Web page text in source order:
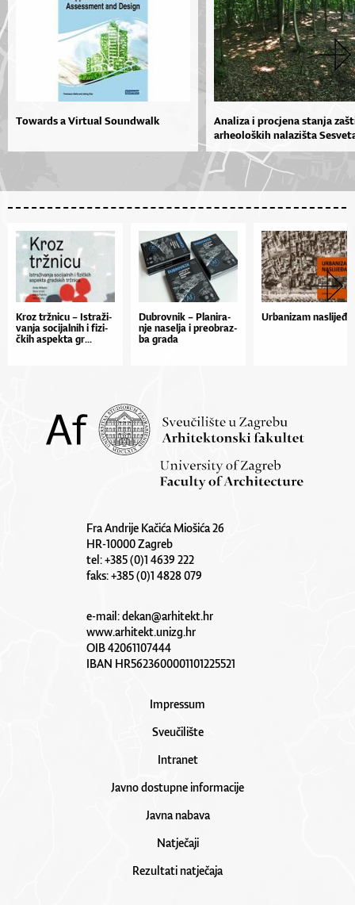
Towards a Virtual Soundwalk
Analiza i procjena stanja
arheoloških nalazišta
Kroz tr­žni­cu – Is­tra­ži­
van­ja so­ci­jal­nih i fi­zi­
čkih as­pek­ta gr...
Du­brov­nik – Pla­ni­ra­
nje na­sel­ja i pre­o­braz­
ba gra­da
Urbanizam naslijeđa
Fra Andrije Kačića Miošića 26
HR-10000 Zagreb
tel: +385 (0)1 4639 222
faks: +385 (0)1 4828 079
e-mail:dekan@arhitekt.hr
www.arhitekt.unizg.hr
OIB 42061107444
IBAN HR5623600001101225521
Impressum
Sveučilište
Intranet
Javno dostupne informacije
Javna nabava
Natječaji
Rezultati natječaja